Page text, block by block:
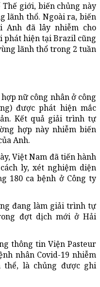
giới, biến chủng này
lãnh thổ. Ngoài ra, biến
Anh đã lây nhiễm cho
phát hiện tại Brazil cũng
lãnh thổ trong 2 tuần
nữ công nhân ở công
được phát hiện mắc
Kết quả giải trình tự
hợp này nhiễm biến
Anh.
Việt Nam đã tiến hành
ly, xét nghiệm diện
180 ca bệnh ở Công ty
đang làm giải trình tự
đợt dịch mới ở Hải
thông tin Viện Pasteur
nhân Covid-19 nhiễm
thể, là chủng được ghi